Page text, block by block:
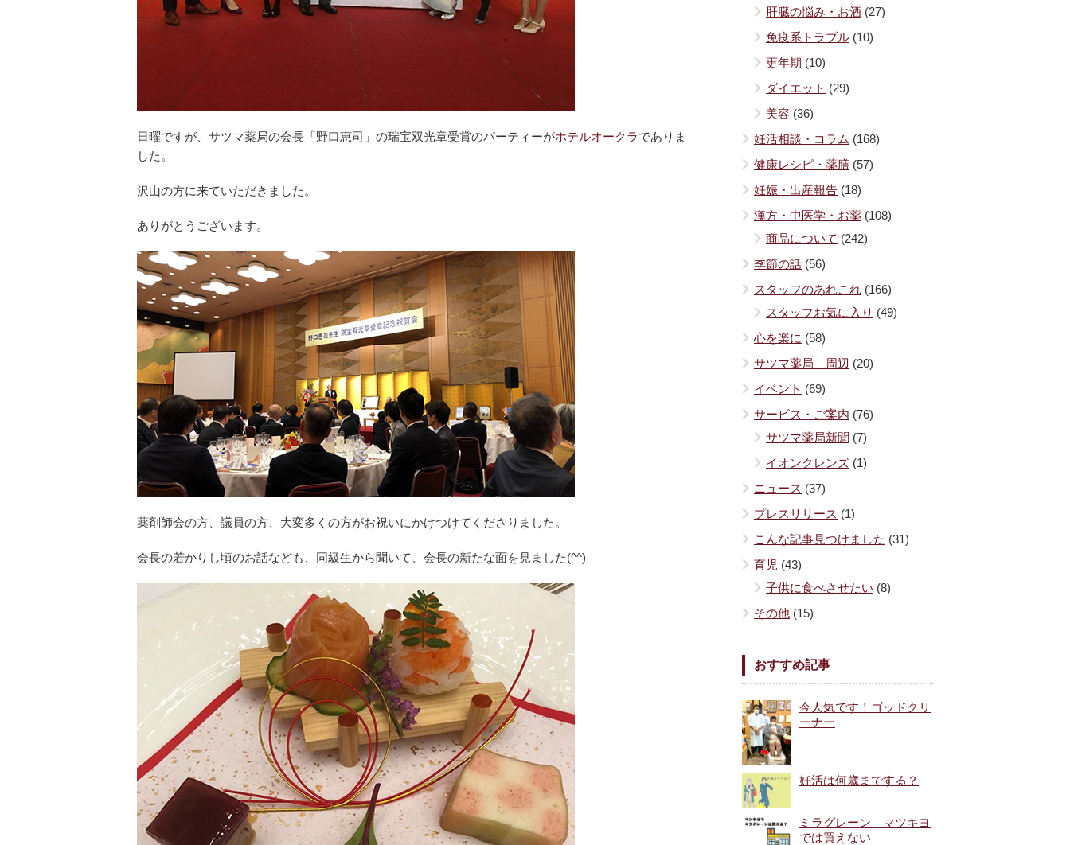
日曜ですが、サツマ薬局の会長「野口恵司」の瑞宝双光章受賞のパーティーがホテルオークラでありま
した。
沢山の方に来ていただきました。
ありがとうございます。
薬剤師会の方、議員の方、大変多くの方がお祝いにかけつけてくださりました。
会長の若かりし頃のお話なども、同級生から聞いて、会長の新たな面を見ました(^^)
肝臓の悩み・お酒 (27)
免疫系トラブル (10)
更年期 (10)
ダイエット (29)
美容 (36)
妊活相談・コラム (168)
健康レシピ・薬膳 (57)
妊娠・出産報告 (18)
漢方・中医学・お薬 (108)
商品について (242)
季節の話 (56)
スタッフのあれこれ (166)
スタッフお気に入り (49)
心を楽に (58)
サツマ薬局 周辺 (20)
イベント (69)
サービス・ご案内 (76)
サツマ薬局新聞 (7)
イオンクレンズ (1)
ニュース (37)
プレスリリース (1)
こんな記事見つけました (31)
育児 (43)
子供に食べさせたい (8)
その他 (15)
おすすめ記事
今人気です！ゴッドクリ
ーナー
妊活は何歳までする？
ミラグレーン マツキヨ
では買えない